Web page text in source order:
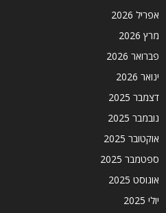
אפריל 2026
מרץ 2026
פברואר 2026
ינואר 2026
דצמבר 2025
נובמבר 2025
אוקטובר 2025
ספטמבר 2025
אוגוסט 2025
יולי 2025